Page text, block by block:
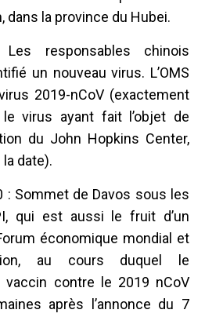
dans la province du Hubei.
responsables chinois
un nouveau virus. L’OMS
2019-nCoV (exactement
virus ayant fait l’objet de
du John Hopkins Center,
date).
: Sommet de Davos sous les
qui est aussi le fruit d’un
économique mondial et
au cours duquel le
vaccin contre le 2019 nCoV
après l’annonce du 7